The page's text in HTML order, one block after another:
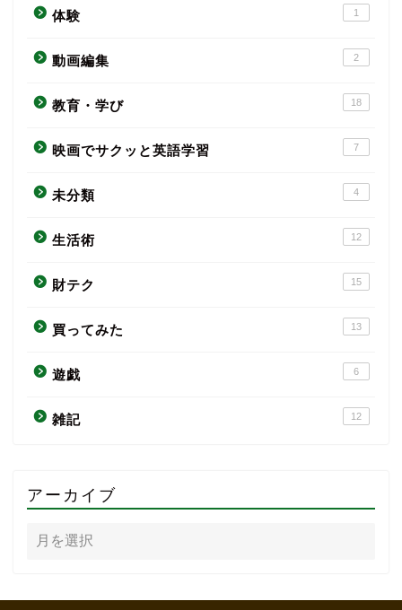
体験 1
動画編集 2
教育・学び 18
映画でサクッと英語学習 7
未分類 4
生活術 12
財テク 15
買ってみた 13
遊戯 6
雑記 12
アーカイブ